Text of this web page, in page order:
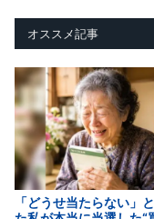
オススメ記事
「どうせ当たらない」